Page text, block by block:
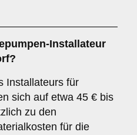
Installateur
Installateurs für
sich auf etwa 45 € bis
zu den
für die